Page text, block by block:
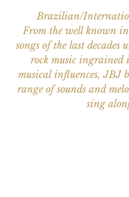
Brazilian/
From the well known
songs of the last
rock music ingrained
musical influences, JBJ
range of sounds and
sing